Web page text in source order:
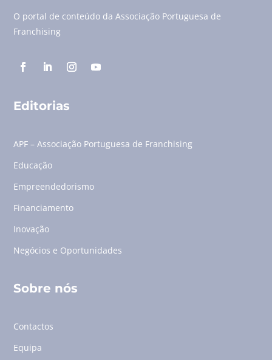
O portal de conteúdo da Associação Portuguesa de
Franchising
Editorias
APF – Associação Portuguesa de Franchising
Educação
Empreendedorismo
Financiamento
Inovação
Negócios e Oportunidades
Sobre nós
Contactos
Equipa